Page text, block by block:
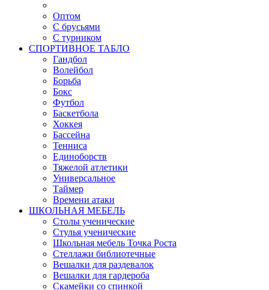
Оптом
С брусьями
С турником
СПОРТИВНОЕ ТАБЛО
Гандбол
Волейбол
Борьба
Бокс
Футбол
Баскетбола
Хоккея
Бассейна
Тенниса
Единоборств
Тяжелой атлетики
Универсальное
Таймер
Времени атаки
ШКОЛЬНАЯ МЕБЕЛЬ
Столы ученические
Стулья ученические
Школьная мебель Точка Роста
Стеллажи библиотечные
Вешалки для раздевалок
Вешалки для гардероба
Скамейки со спинкой